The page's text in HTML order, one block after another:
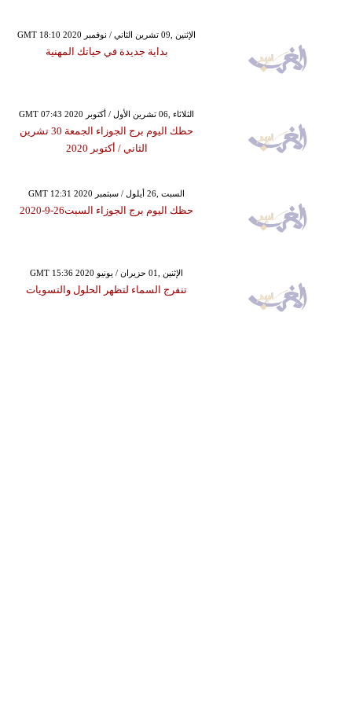
GMT 18:10 2020 الإثنين ,09 تشرين الثاني / نوفمبر
بداية جديدة في حياتك المهنية
GMT 07:43 2020 الثلاثاء ,06 تشرين الأول / أكتوبر
حظك اليوم برج الجوزاء الجمعة 30 تشرين
الثاني / أكتوبر 2020
GMT 12:31 2020 السبت ,26 أيلول / سبتمبر
حظك اليوم برج الجوزاء السبت26-9-2020
GMT 15:36 2020 الإثنين ,01 حزيران / يونيو
تنفرج السماء لتظهر الحلول والتسويات